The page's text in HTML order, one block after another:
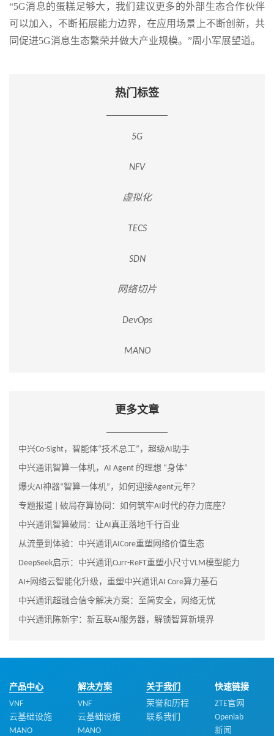
“5G消息的蛋糕足够大，我们建议更多的外部生态合作伙伴
可以加入，不断拓展能力边界，在应用场景上不断创新，共
同促进5G消息生态繁荣并做大产业规模。”周小军展望道。
热门标签
5G
NFV
虚拟化
TECS
SDN
网络切片
DevOps
MANO
更多文章
中兴Co-Sight，智能体“技术总工”，超级AI助手
中兴通讯智算一体机，AI Agent 的理想 “身体”
爆火AI神器“智算一体机”，如何迎接Agent元年？
专题报道 | 破局存算协同：如何筑牢AI时代的存力底座？
中兴通讯智算破局：让AI真正落地千行百业
从流量到体验：中兴通讯AICore重塑网络价值生态
DeepSeek启示：中兴通讯Curr-ReFT重塑小尺寸VLM模型能力
AI+网络云智能化升级，重塑中兴通讯AI Core算力基石
中兴通讯超融合信令解决方案：至简安全，网络无忧
中兴通讯陈新宇：新互联AI服务器，解锁智算新境界
产品中心
VNF
云基础设施
MANO
解决方案
VNF
云基础设施
MANO
关于我们
荣誉和历程
联系我们
快速链接
ZTE官网
Openlab
新闻